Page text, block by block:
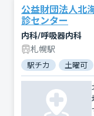
公益財団法人北
診センター
内科/呼吸器内科
札幌駅
駅チカ 土曜可